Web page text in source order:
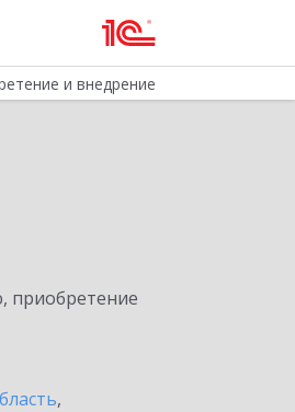
и внедрение
приобретение
,